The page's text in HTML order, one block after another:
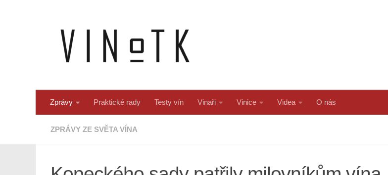
Zprávy Praktické rady Testy vín Vinaři Vinice Videa O nás
ZPRÁVY ZE SVĚTA VÍNA